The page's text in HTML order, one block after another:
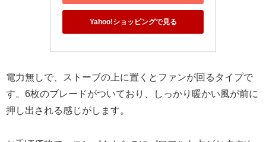
Yahoo!ショッピングで見る
電力無しで、ストーブの上に置くとファンが回るタイプで
す。6枚のブレードがついており、しっかり暖かい風が前に
押し出される感じがします。